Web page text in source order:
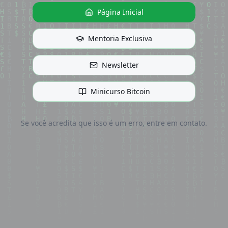
Página Inicial
Mentoria Exclusiva
Newsletter
Minicurso Bitcoin
Se você acredita que isso é um erro, entre em contato.